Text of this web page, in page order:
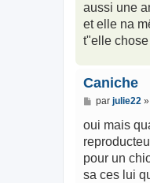
aussi une
et elle na
t"elle
Caniche
M
s
a
g
par julie22»
oui mais
pour un
sa ces lui